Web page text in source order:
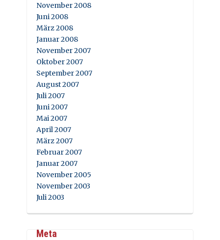
November 2008
Juni 2008
März 2008
Januar 2008
November 2007
Oktober 2007
September 2007
August 2007
Juli 2007
Juni 2007
Mai 2007
April 2007
März 2007
Februar 2007
Januar 2007
November 2005
November 2003
Juli 2003
Meta